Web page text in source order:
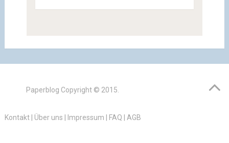
Paperblog Copyright © 2015.
Kontakt| Über uns Impressum FAQ AGB